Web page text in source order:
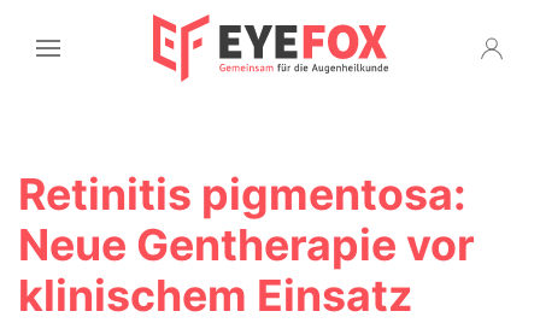
Retinitis pigmentosa:
Neue Gentherapie vor
klinischem Einsatz